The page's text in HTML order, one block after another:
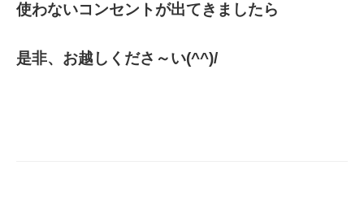
使わないコンセントが出てきましたら
是非、お越しくださ～い(^^)/